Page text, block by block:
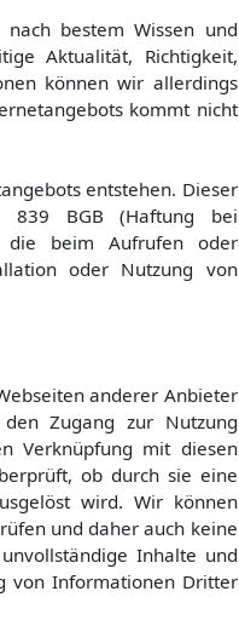
bestem Wissen und
Aktualität, Richtigkeit,
können wir allerdings
kommt nicht
entstehen. Dieser
839 BGB (Haftung bei
die beim Aufrufen oder
oder Nutzung von
anderer Anbieter
Zugang zur Nutzung
Verknüpfung mit diesen
ob durch sie eine
wird. Wir können
und daher auch keine
Inhalte und
von Informationen Dritter